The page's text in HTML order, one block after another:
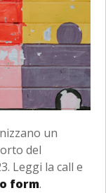
un
del
Leggi la call e
form.